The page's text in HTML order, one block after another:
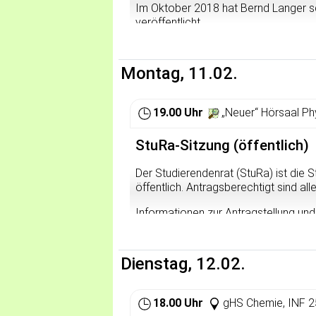
Im Oktober 2018 hat Bernd Langer
veröffentlicht.
in den Geschichtsbüchern
1918 wird der weitere, zunächst
Republik wollen, verteidigen SPD
Besitzverhältnisse mit Hilfe
Bernd Langer erzählt die
Weichenstellung bedeuteten. Denn
revolutionärem Anspruch einerseits
die verhängnisvolle Entwicklung am
Vor dem Vortrag gibt es ab 19 Uhr
Montag, 11.02.
19.00 Uhr „Neuer“ Hörsaal
StuRa-Sitzung (öffentlich)
Der Studierendenrat (StuRa) ist die
öffentlich. Antragsberechtigt sind
Informationen zur Antragstellung
Dienstag, 12.02.
18.00 Uhr gHS Chemie, INF